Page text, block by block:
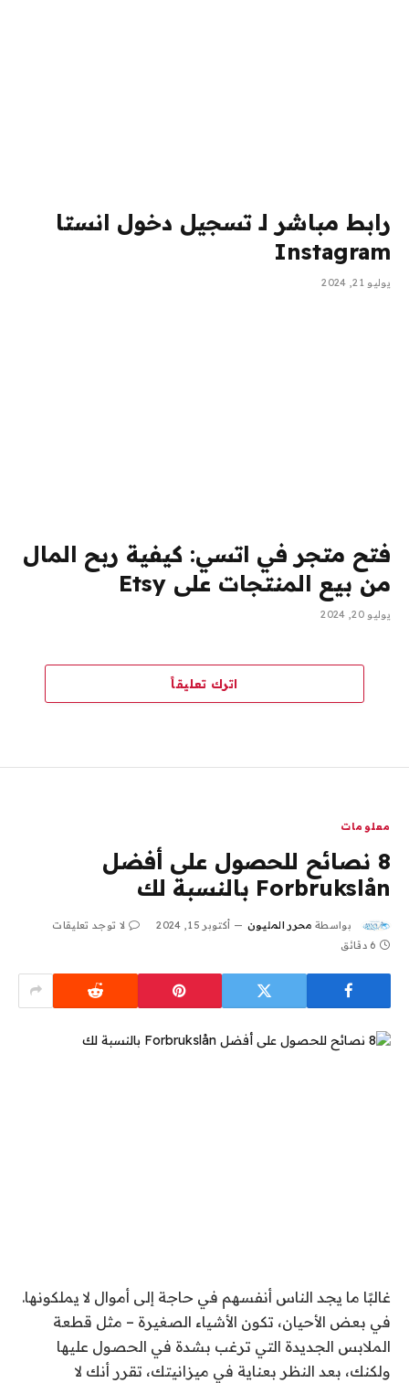
رابط مباشر لـ تسجيل دخول انستا
Instagram
يوليو 21, 2024
فتح متجر في اتسي: كيفية ربح المال
من بيع المنتجات على Etsy
يوليو 20, 2024
اترك تعليقاً
معلومات
8 نصائح للحصول على أفضل
Forbrukslån بالنسبة لك
بواسطة محرر المليون أكتوبر 15, 2024
لا توجد تعليقات
6 دقائق
غالبًا ما يجد الناس أنفسهم في حاجة إلى أموال لا يملكونها.
في بعض الأحيان، تكون الأشياء الصغيرة – مثل قطعة
الملابس الجديدة التي ترغب بشدة في الحصول عليها
ولكنك، بعد النظر بعناية في ميزانيتك، تقرر أنك لا